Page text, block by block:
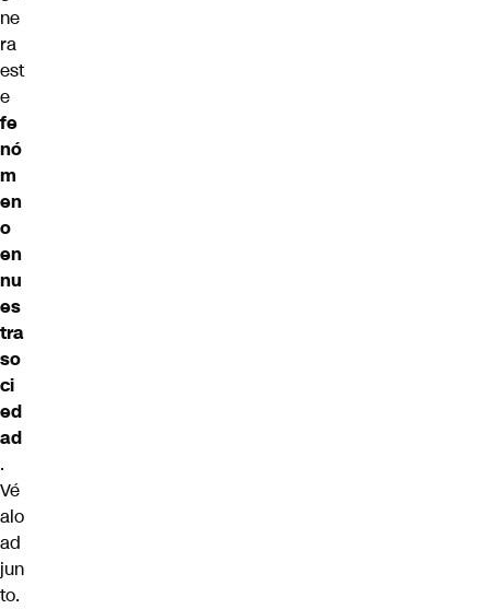
ne
ra
est
e
fe
nó
m
en
o
en
nu
es
tra
so
ci
ed
ad
.
Vé
alo
ad
jun
to.